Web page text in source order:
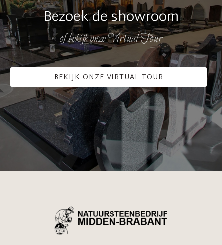
Bezoek de showroom
of bekijk onze Virtual Tour
BEKIJK ONZE VIRTUAL TOUR